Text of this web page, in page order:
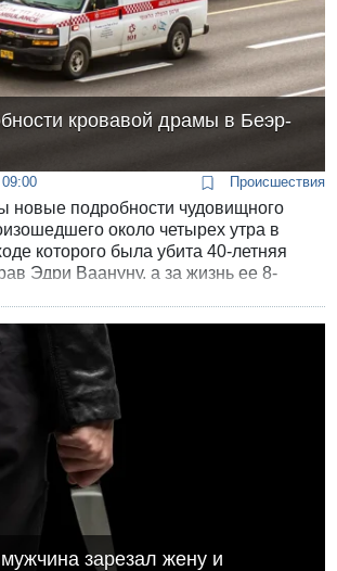
кровавой драмы в Беэр-
Происшествия
новые подробности чудовищного
около четырех утра в
которого была убита 40-летняя
Эдри Ваануну, а за жизнь ее 8-
зарезал жену и